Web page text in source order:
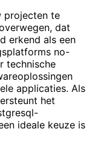
projecten te
dat
erkend als een
no-
technische
applicaties. Als
het
ideale keuze is